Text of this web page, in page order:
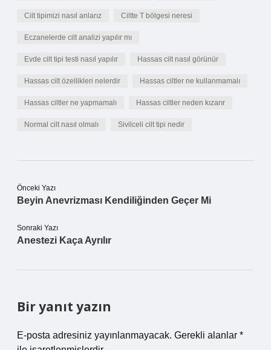
Cilt tipimizi nasıl anlarız Ciltte T bölgesi neresi
Eczanelerde cilt analizi yapılır mı
Evde cilt tipi testi nasıl yapılır Hassas cilt nasıl görünür
Hassas cilt özellikleri nelerdir Hassas ciltler ne kullanmamalı
Hassas ciltler ne yapmamalı Hassas ciltler neden kızarır
Normal cilt nasıl olmalı Sivilceli cilt tipi nedir
Önceki Yazı
Beyin Anevrizması Kendiliğinden Geçer Mi
Sonraki Yazı
Anestezi Kaça Ayrılır
Bir yanıt yazın
E-posta adresiniz yayınlanmayacak. Gerekli alanlar *